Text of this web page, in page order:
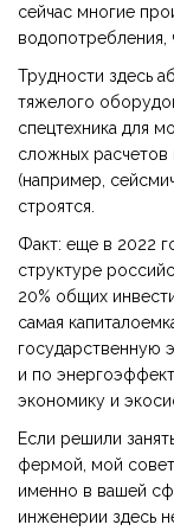
сейчас многие
водопотребления,
Трудности здесь
тяжелого
спецтехника для
сложных расчетов
(например,
строятся.
Факт: еще в 2022
структуре
20% общих
самая
государственную
и по
экономику и
Если решили
фермой, мой
именно в вашей
инженерии здесь